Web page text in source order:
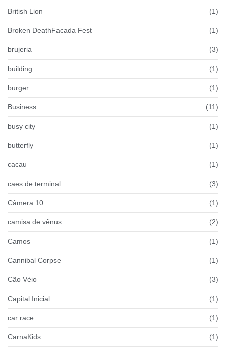
British Lion (1)
Broken DeathFacada Fest (1)
brujeria (3)
building (1)
burger (1)
Business (11)
busy city (1)
butterfly (1)
cacau (1)
caes de terminal (3)
Câmera 10 (1)
camisa de vênus (2)
Camos (1)
Cannibal Corpse (1)
Cão Véio (3)
Capital Inicial (1)
car race (1)
CarnaKids (1)